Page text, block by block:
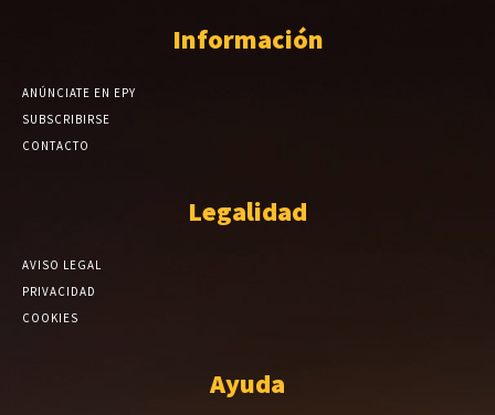
Información
ANÚNCIATE EN EPY
SUBSCRIBIRSE
CONTACTO
Legalidad
AVISO LEGAL
PRIVACIDAD
COOKIES
Ayuda